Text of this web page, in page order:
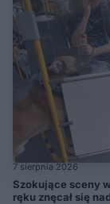
7 sierpnia 2026
Szokujące sceny
ręku znęcał się